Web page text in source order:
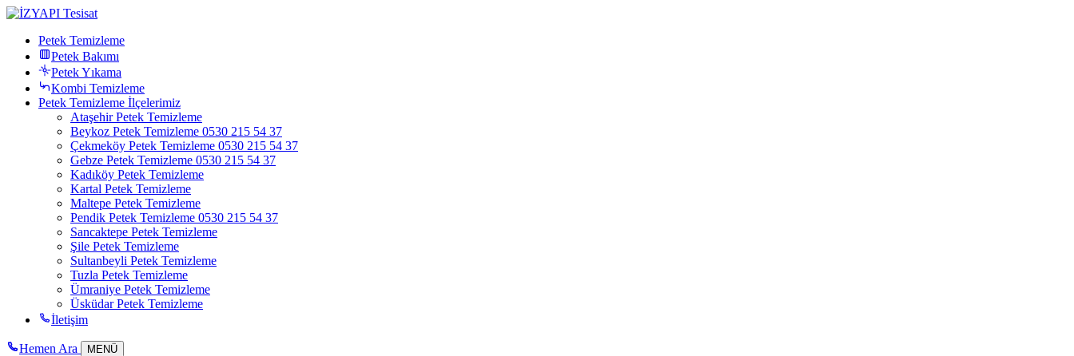
Petek Temizleme
Petek Bakımı
Petek Yıkama
Kombi Temizleme
Petek Temizleme İlçelerimiz
Ataşehir Petek Temizleme
Beykoz Petek Temizleme 0530 215 54 37
Çekmeköy Petek Temizleme 0530 215 54 37
Gebze Petek Temizleme 0530 215 54 37
Kadıköy Petek Temizleme
Kartal Petek Temizleme
Maltepe Petek Temizleme
Pendik Petek Temizleme 0530 215 54 37
Sancaktepe Petek Temizleme
Şile Petek Temizleme
Sultanbeyli Petek Temizleme
Tuzla Petek Temizleme
Ümraniye Petek Temizleme
Üsküdar Petek Temizleme
İletişim
Hemen Ara MENÜ